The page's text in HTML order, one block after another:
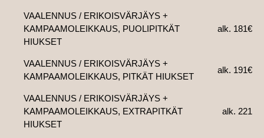
VAALENNUS / ERIKOISVÄRJÄYS +
KAMPAAMOLEIKKAUS, PUOLIPITKÄT
HIUKSET
alk. 181€
VAALENNUS / ERIKOISVÄRJÄYS +
KAMPAAMOLEIKKAUS, PITKÄT HIUKSET
alk. 191€
VAALENNUS / ERIKOISVÄRJÄYS +
KAMPAAMOLEIKKAUS, EXTRAPITKÄT
HIUKSET
alk. 221